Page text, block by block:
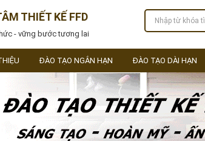
THIẾT KẾ FFD
- vững bước tương lai
ĐÀO TẠO NGẮN HẠN ĐÀO TẠO DÀI HẠN